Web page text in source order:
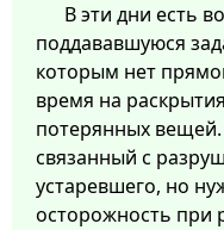
В эти дни есть
поддававшуюся
которым нет
время на
потерянных
связанный с
устаревшего, но
осторожность при